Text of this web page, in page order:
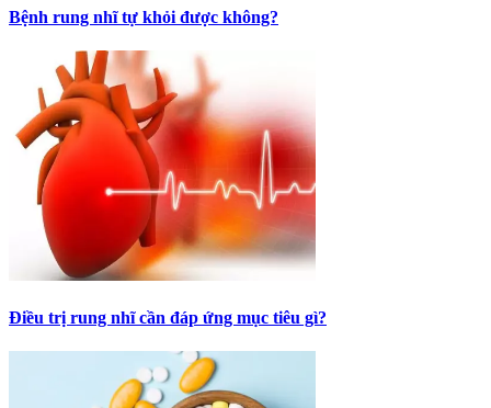
Bệnh rung nhĩ tự khỏi được không?
Điều trị rung nhĩ cần đáp ứng mục tiêu gì?